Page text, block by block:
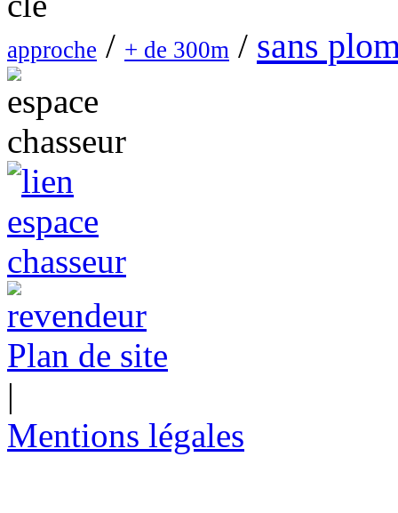
approche / + de 300m / sans
Plan de site
|
Mentions légales